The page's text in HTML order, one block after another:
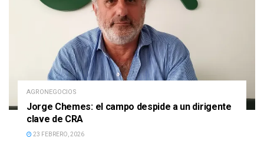
AGRONEGOCIOS
Jorge Chemes: el campo despide a un dirigente
clave de CRA
23 FEBRERO, 2026